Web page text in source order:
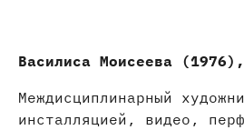
Василиса Моисеева
Междисциплинарный
инсталляцией, видео,